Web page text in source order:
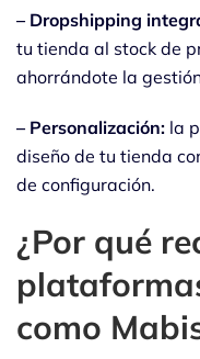
– Dropshipping
tu tienda al stock de
ahorrándote la
– Personalización: la
diseño de tu tienda
de configuración.
¿Por qué
como